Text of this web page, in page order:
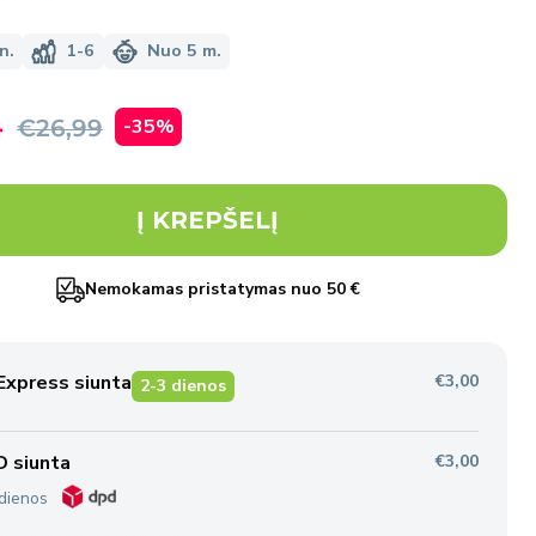
1-6 Nuo 5 m.
€26,99 -35%
Į KREPŠELĮ
Nemokamas pristatymas nuo 50 €
siunta 2-3 dienos €3,00
siunta €3,00